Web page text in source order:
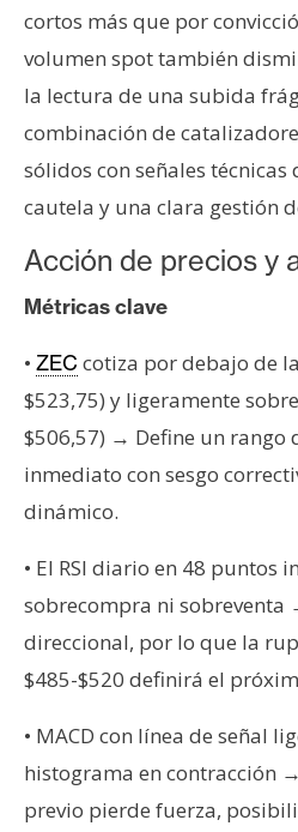
cortos más que por
volumen spot también
la lectura de una subida
combinación de
sólidos con señales
cautela y una clara gestión
Acción de precios y
Métricas clave
• ZEC cotiza por debajo de
$523,75) y ligeramente
$506,57) → Define un rango
inmediato con sesgo
dinámico.
• El RSI diario en 48 puntos
sobrecompra ni sobreventa
direccional, por lo que la
$485-$520 definirá el
• MACD con línea de señal
histograma en contracción
previo pierde fuerza,